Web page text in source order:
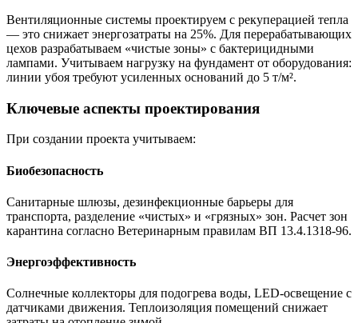
Вентиляционные системы проектируем с рекуперацией тепла
— это снижает энергозатраты на 25%. Для перерабатывающих
цехов разрабатываем «чистые зоны» с бактерицидными
лампами. Учитываем нагрузку на фундамент от оборудования:
линии убоя требуют усиленных оснований до 5 т/м².
Ключевые аспекты проектирования
При создании проекта учитываем:
Биобезопасность
Санитарные шлюзы, дезинфекционные барьеры для
транспорта, разделение «чистых» и «грязных» зон. Расчет зон
карантина согласно Ветеринарным правилам ВП 13.4.1318-96.
Энергоэффективность
Солнечные коллекторы для подогрева воды, LED-освещение с
датчиками движения. Теплоизоляция помещений снижает